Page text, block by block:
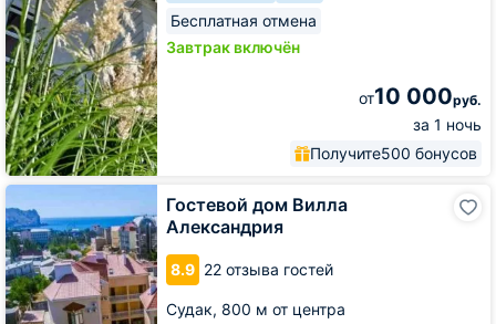
Бесплатная отмена
Завтрак включён
от10 000руб.
за 1 ночь
Получите500 бонусов
Гостевой дом Вилла
Александрия
8.9 22 отзыва гостей
Судак, 800 м от центра
Гостевой
дом
Вилла
Александрия